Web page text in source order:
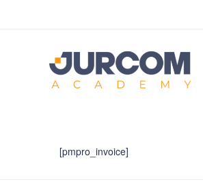
[pmpro_invoice]